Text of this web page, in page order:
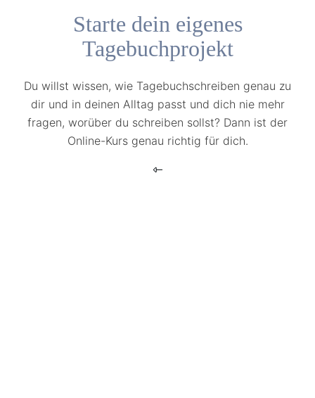
Starte dein eigenes
Tagebuchprojekt
Du willst wissen, wie Tagebuchschreiben genau zu
dir und in deinen Alltag passt und dich nie mehr
fragen, worüber du schreiben sollst? Dann ist der
Online-Kurs genau richtig für dich.